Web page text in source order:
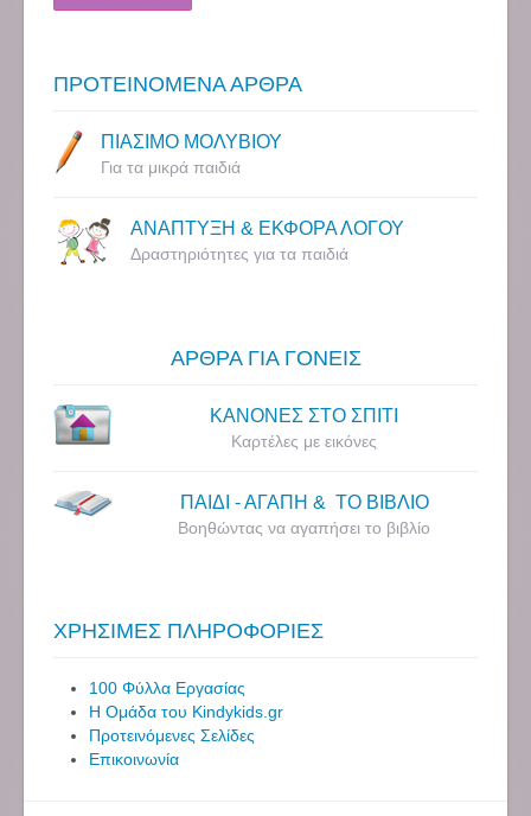
ΠΡΟΤΕΙΝΟΜΕΝΑ ΑΡΘΡΑ
ΠΙΑΣΙΜΟ ΜΟΛΥΒΙΟΥ
Για τα μικρά παιδιά
ΑΝΑΠΤΥΞΗ & ΕΚΦΟΡΑ ΛΟΓΟΥ
Δραστηριότητες για τα παιδιά
ΑΡΘΡΑ ΓΙΑ ΓΟΝΕΙΣ
ΚΑΝΟΝΕΣ ΣΤΟ ΣΠΙΤΙ
Καρτέλες με εικόνες
ΠΑΙΔΙ - ΑΓΑΠΗ & ΤΟ ΒΙΒΛΙΟ
Βοηθώντας να αγαπήσει το βιβλίο
ΧΡΗΣΙΜΕΣ ΠΛΗΡΟΦΟΡΙΕΣ
100 Φύλλα Εργασίας
Η Ομάδα του Kindykids.gr
Προτεινόμενες Σελίδες
Επικοινωνία